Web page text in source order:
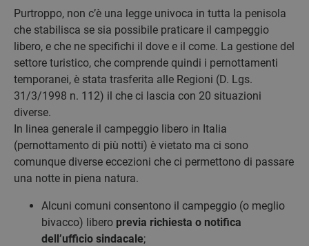
Purtroppo, non c’è una legge univoca in tutta la penisola
che stabilisca se sia possibile praticare il campeggio
libero, e che ne specifichi il dove e il come. La gestione del
settore turistico, che comprende quindi i pernottamenti
temporanei, è stata trasferita alle Regioni (D. Lgs.
31/3/1998 n. 112) il che ci lascia con 20 situazioni
diverse.
In linea generale il campeggio libero in Italia
(pernottamento di più notti) è vietato ma ci sono
comunque diverse eccezioni che ci permettono di passare
una notte in piena natura.
Alcuni comuni consentono il campeggio (o meglio
bivacco) libero previa richiesta o notifica
dell’ufficio sindacale;